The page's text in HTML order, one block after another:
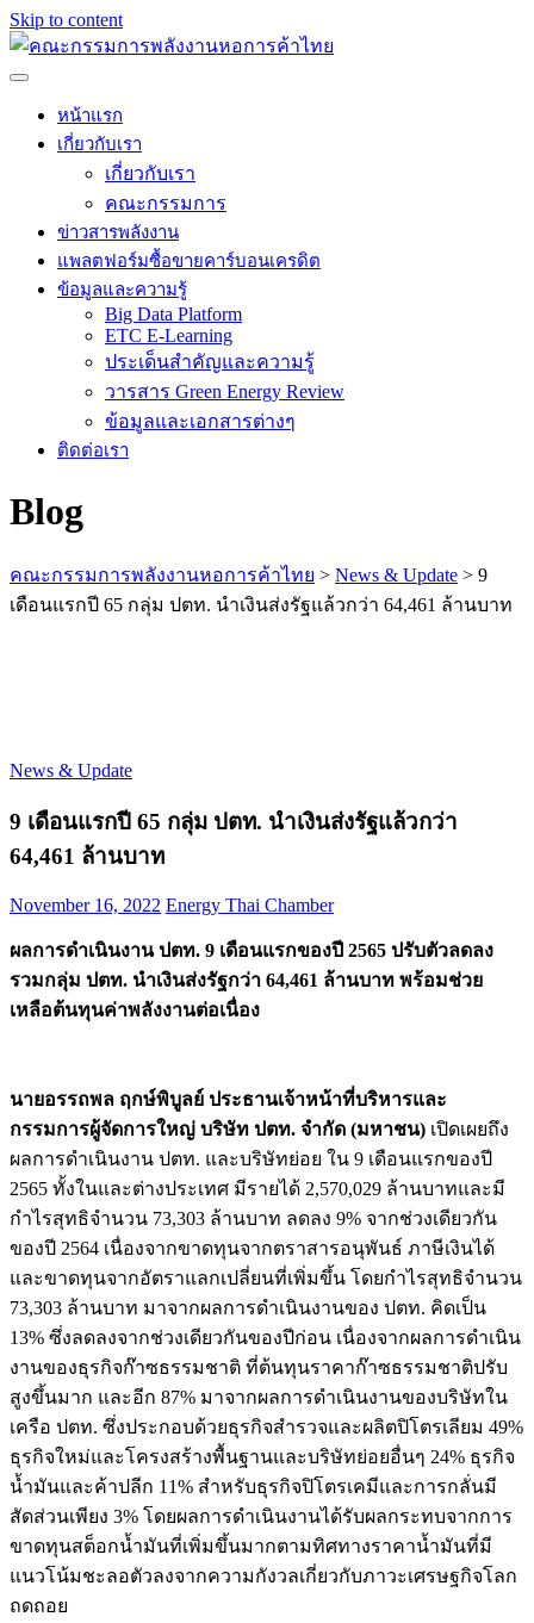
Skip to content
หน้าแรก
เกี่ยวกับเรา
เกี่ยวกับเรา
คณะกรรมการ
ข่าวสารพลังงาน
แพลตฟอร์มซื้อขายคาร์บอนเครดิต
ข้อมูลและความรู้
Big Data Platform
ETC E-Learning
ประเด็นสำคัญและความรู้
วารสาร Green Energy Review
ข้อมูลและเอกสารต่างๆ
ติดต่อเรา
Blog
คณะกรรมการพลังงานหอการค้าไทย > News & Update > 9
เดือนแรกปี 65 กลุ่ม​ ปตท. นำเงินส่งรัฐแล้วกว่า 64,461 ล้านบาท
News & Update
9 เดือนแรกปี 65 กลุ่ม​ ปตท. นำเงินส่งรัฐแล้วกว่า
64,461 ล้านบาท
November 16, 2022 Energy Thai Chamber
ผลการดำเนินงาน ปตท. 9 เดือนแรกของปี 2565 ปรับตัวลดลง
รวมกลุ่ม ปตท. นำเงินส่งรัฐกว่า 64,461 ล้านบาท พร้อมช่วย
เหลือต้นทุนค่าพลังงานต่อเนื่อง
นายอรรถพล ฤกษ์พิบูลย์ ประธานเจ้าหน้าที่บริหารและ
กรรมการผู้จัดการใหญ่ บริษัท ปตท. จำกัด (มหาชน) เปิดเผยถึง
ผลการดำเนินงาน ปตท. และบริษัทย่อย ใน 9 เดือนแรกของปี
2565 ทั้งในและต่างประเทศ มีรายได้ 2,570,029 ล้านบาทและมี
กำไรสุทธิจำนวน 73,303 ล้านบาท ลดลง 9% จากช่วงเดียวกัน
ของปี 2564 เนื่องจากขาดทุนจากตราสารอนุพันธ์ ภาษีเงินได้
และขาดทุนจากอัตราแลกเปลี่ยนที่เพิ่มขึ้น โดยกำไรสุทธิจำนวน
73,303 ล้านบาท มาจากผลการดำเนินงานของ ปตท. คิดเป็น
13% ซึ่งลดลงจากช่วงเดียวกันของปีก่อน เนื่องจากผลการดำเนิน
งานของธุรกิจก๊าซธรรมชาติ ที่ต้นทุนราคาก๊าซธรรมชาติปรับ
สูงขึ้นมาก และอีก 87% มาจากผลการดำเนินงานของบริษัทใน
เครือ ปตท. ซึ่งประกอบด้วยธุรกิจสำรวจและผลิตปิโตรเลียม 49%
ธุรกิจใหม่และโครงสร้างพื้นฐานและบริษัทย่อยอื่นๆ 24% ธุรกิจ
น้ำมันและค้าปลีก 11% สำหรับธุรกิจปิโตรเคมีและการกลั่นมี
สัดส่วนเพียง 3% โดยผลการดำเนินงานได้รับผลกระทบจากการ
ขาดทุนสต็อกน้ำมันที่เพิ่มขึ้นมากตามทิศทางราคาน้ำมันที่มี
แนวโน้มชะลอตัวลงจากความกังวลเกี่ยวกับภาวะเศรษฐกิจโลก
ถดถอย